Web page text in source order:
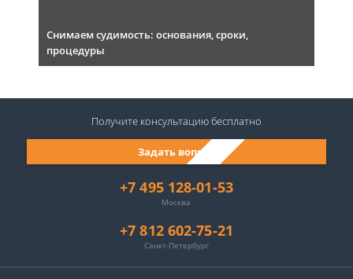
Снимаем судимость: основания, сроки,
процедуры
+7 495 128-01-53
Москва
+7 812 602-75-21
Санкт-Петербург
Задать вопрос
Получите консультациюбесплатно